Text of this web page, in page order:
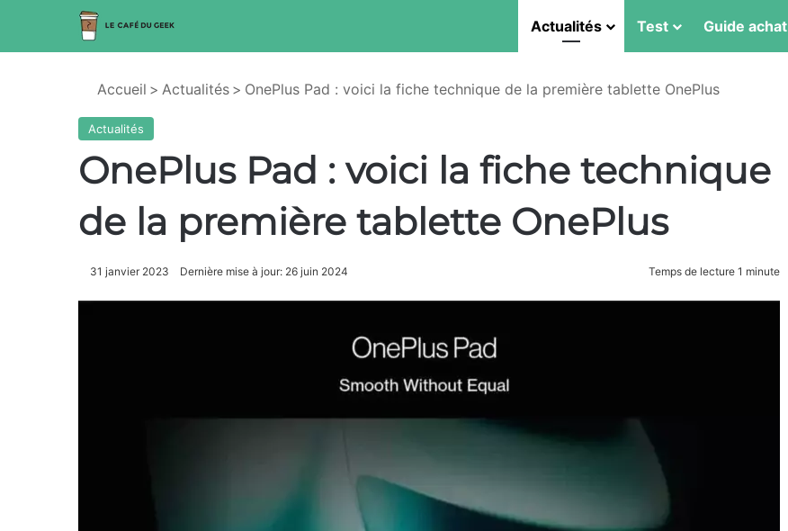
Actualités Test Guide achat
Accueil > Actualités > OnePlus Pad : voici la fiche technique de la première tablette OnePlus
Actualités
OnePlus Pad : voici la fiche technique
de la première tablette OnePlus
31 janvier 2023 Dernière mise à jour: 26 juin 2024 Temps de lecture 1 minute